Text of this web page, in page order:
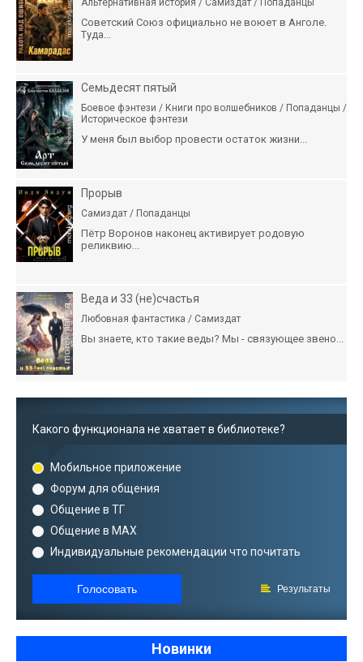
Альтернативная история / Самиздат / Попаданцы
Советский Союз официально не воюет в Анголе.
Туда...
Семьдесят пятый
Боевое фэнтези / Книги про волшебников / Попаданцы /
Историческое фэнтези
У меня был выбор провести остаток жизни...
Прорыв
Самиздат / Попаданцы
Пётр Воронов наконец активирует родовую
реликвию...
Веда и 33 (не)счастья
Любовная фантастика / Самиздат
Вы знаете, кто такие веды? Мы - связующее звено...
Какого функционала не хватает в библиотеке?
Мобильное приложение
Форум для общения
Общение в ТГ
Общение в MAX
Индивидуальные рекомендации что почитать
Голосовать Результаты
Новинки